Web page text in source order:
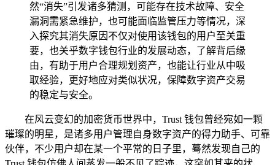
然“消失”引发诸多猜测，可能存在技术故障、安全
漏洞需紧急维护，也可能面临监管压力等情况，深
入探究其消失原因不仅对使用该钱包的用户至关重
要，也关乎数字钱包行业的发展动态，了解背后缘
由，有助于用户合理规划资产，也能让行业从中吸
取经验，更好地应对类似状况，保障数字资产交易
的稳定与安全。
在风云变幻的加密货币世界中，Trust 钱包曾经宛如一颗
璀璨的明星，是诸多用户管理自身数字资产的得力助手、可靠
伙伴，不少用户却在某一个平常的日子里，蓦然发现自己的